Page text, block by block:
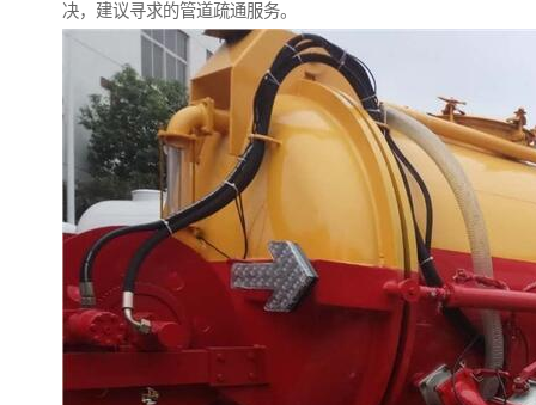
决，建议寻求的管道疏通服务。